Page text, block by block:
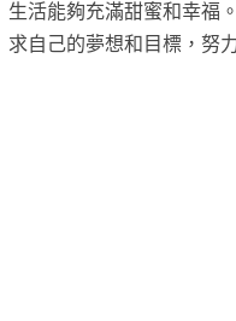
生活能夠充滿甜蜜和幸福
求自己的夢想和目標，努